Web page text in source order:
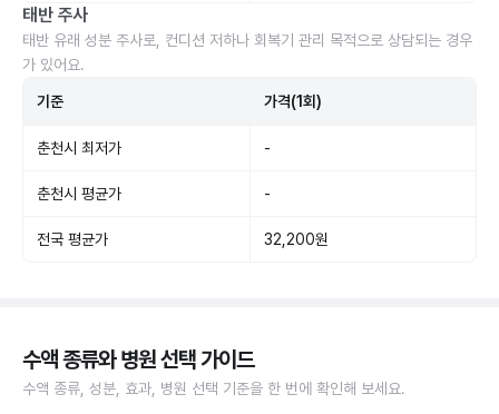
태반 주사
태반 유래 성분 주사로, 컨디션 저하나 회복기 관리 목적으로 상담되는 경우
가 있어요.
기준 가격(1회)
춘천시 최저가 -
춘천시 평균가 -
전국 평균가 32,200원
수액 종류와 병원 선택 가이드
수액 종류, 성분, 효과, 병원 선택 기준을 한 번에 확인해 보세요.